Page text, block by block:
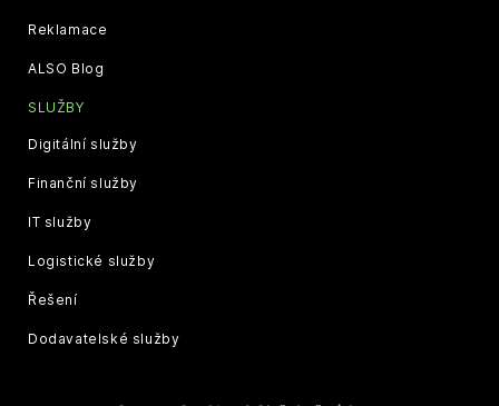
Reklamace
ALSO Blog
SLUŽBY
Digitální služby
Finanční služby
IT služby
Logistické služby
Řešení
Dodavatelské služby